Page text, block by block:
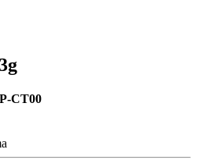
CT00